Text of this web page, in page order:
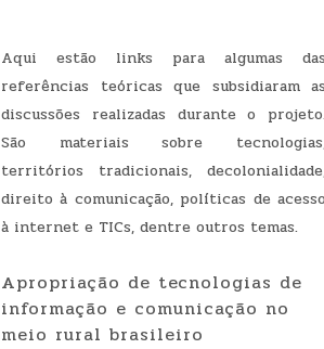
Aqui estão links para algumas
referências teóricas que subsidiaram
discussões realizadas durante o
São materiais sobre
territórios tradicionais,
direito à comunicação, políticas de
à internet e TICs, dentre outros temas.
Apropriação de tecnologias de
informação e comunicação no
meio rural brasileiro